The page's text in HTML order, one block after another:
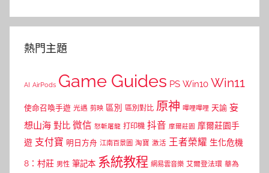
熱門主題
AI AirPods Game Guides PS Win10 Win11
使命召喚手遊 光遇 剪映 區別 區別對比 原神 嗶哩嗶哩 天諭 妄
想山海 對比 微信 怒斬屠龍 打印機 抖音 摩爾莊園 摩爾莊園手
遊 支付寶 明日方舟 江南百景圖 淘寶 激活 王者榮耀 生化危機
8：村莊 男性 筆記本 系統教程 網易雲音樂 艾爾登法環 華為